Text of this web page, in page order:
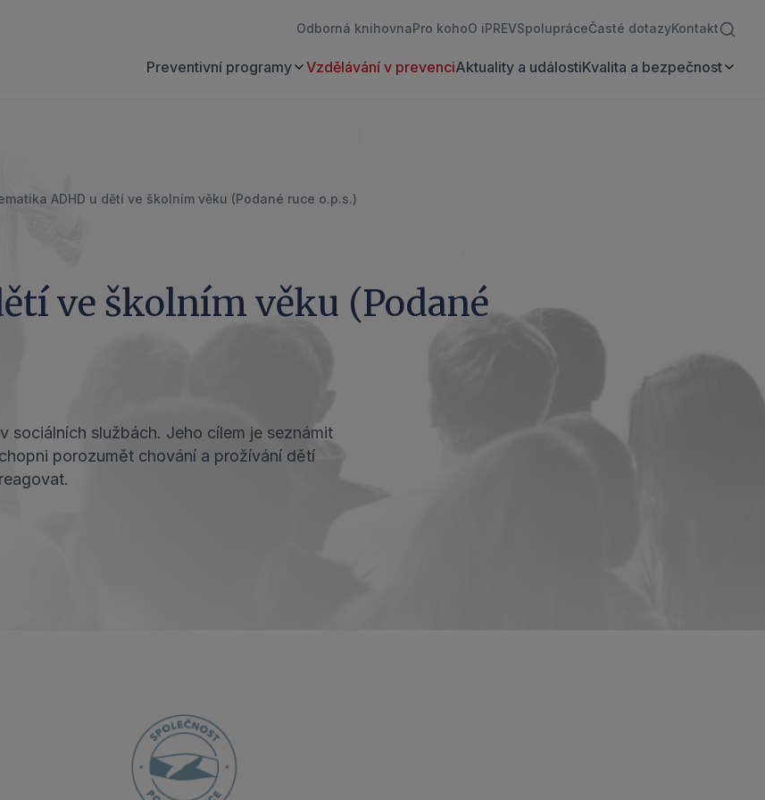
Odborná knihovnaPro kohoO iPREVSpolupráceČasté dotazyKontakt
Preventivní programy Vzdělávání v prevenciAktuality a událostiKvalita a bezpečnost
ADHD u dětí ve školním věku (Podané ruce o.p.s.)
ve školním věku (Podané
sociálních službách. Jeho cílem je seznámit
porozumět chování a prožívání dětí